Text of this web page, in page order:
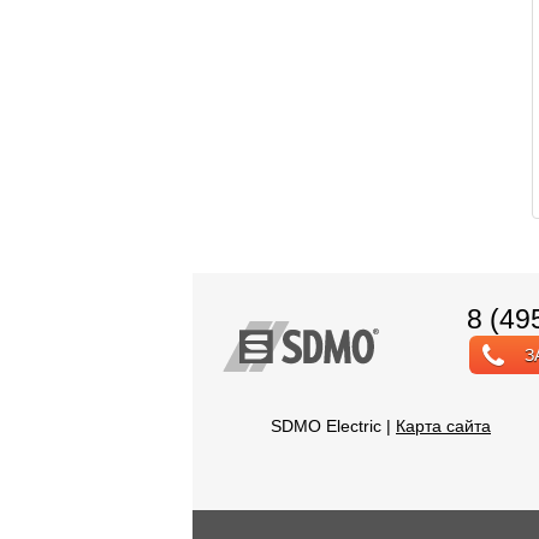
8
SDMO Electric | Карта сайта